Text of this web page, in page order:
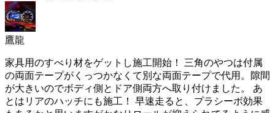
鷹龍
家具用のすべり材をゲットし施工開始！ 三角のやつは付属
の両面テープがくっつかなくて別な両面テープで代用。隙間
が大きいのでボディ側とドア側両方へ取り付けました。 あ
とはリアのハッチにも施工！ 早速走ると、プラシーボ効果